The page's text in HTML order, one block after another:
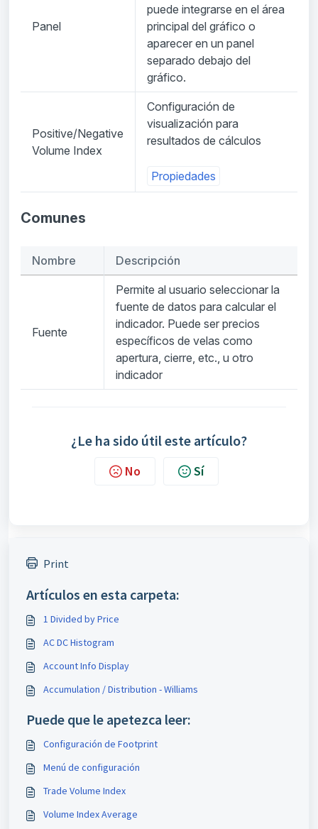
Panel
puede integrarse en el área
principal del gráfico o
aparecer en un panel
separado debajo del
gráfico.
Positive/Negative
Volume Index
Configuración de
visualización para
resultados de cálculos
Propiedades
Comunes
Nombre Descripción
Fuente
Permite al usuario seleccionar la
fuente de datos para calcular el
indicador. Puede ser precios
específicos de velas como
apertura, cierre, etc., u otro
indicador
¿Le ha sido útil este artículo?
No Sí
Print
Artículos en esta carpeta:
1 Divided by Price
AC DC Histogram
Account Info Display
Accumulation / Distribution - Williams
Puede que le apetezca leer:
Configuración de Footprint
Menú de configuración
Trade Volume Index
Volume Index Average